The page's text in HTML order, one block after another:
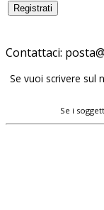
Contattaci:
Se vuoi scrivere sul
Se i